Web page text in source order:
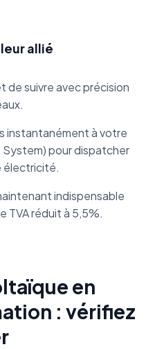
allié
de suivre avec précision
instantanément à votre
System) pour dispatcher
électricité.
indispensable
TVA réduit à 5,5%.
en
: vérifiez